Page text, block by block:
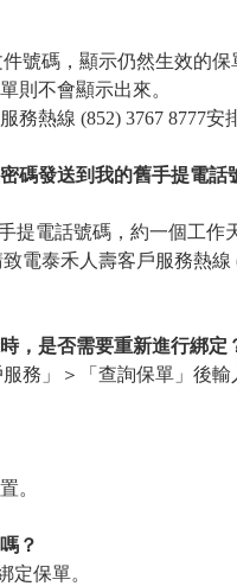
號碼，顯示仍然生效的保
則不會顯示出來。
熱線 (852) 3767 8777安
碼發送到我的舊手提電話
提電話號碼，約一個工作
電泰禾人壽客戶服務熱線
，是否需要重新進行綁定
務」＞「查詢保單」後輸
。
？
定保單。